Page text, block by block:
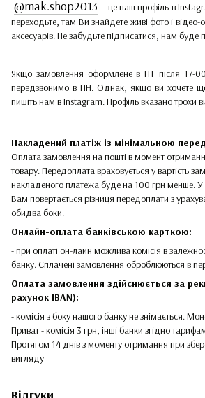
@mak.shop2013 — це наш профіль в
переходьте, там Ви знайдете живі фото і відео-
аксесуарів. Не забудьте підписатися, нам буде
Якщо замовлення оформлене в ПТ після 17-
передзвонимо в ПН. Однак, якщо ви хочете
пишіть нам в Instagram. Профіль вказано трохи
Накладений платіж із мінімальною
Оплата замовлення на пошті в момент
товару. Передоплата враховується у вартість
накладеного платежа буде на 100 грн менше. У
Вам повертається різниця передоплати з
обидва боки.
Онлайн-оплата банківською карткою:
- при оплаті он-лайн можлива комісія в
банку. Сплачені замовлення оброблюються в
Оплата замовлення здійснюється за
рахунок IBAN):
- комісія з боку нашого банку не знімається.
Приват - комісія 3 грн, інші банки згідно
Протягом 14 днів з моменту отримання при
вигляду
Відгуки